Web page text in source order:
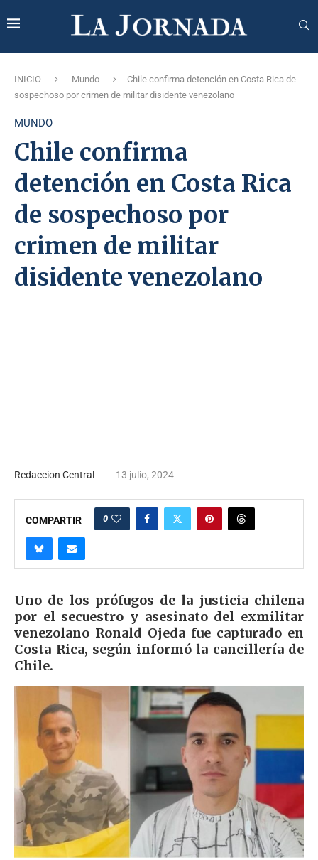
INICIO Mundo
Chile confirma detención en Costa Rica de
sospechoso por crimen de militar disidente venezolano
MUNDO
Chile confirma
detención en Costa Rica
de sospechoso por
crimen de militar
disidente venezolano
Redaccion Central 13 julio, 2024
COMPARTIR 0
Uno de los prófugos de la justicia chilena
por el secuestro y asesinato del exmilitar
venezolano Ronald Ojeda fue capturado en
Costa Rica, según informó la cancillería de
Chile.